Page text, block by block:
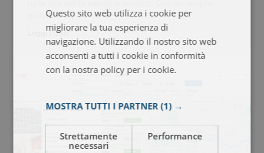
gamma di opzioni
Leggi Tutto
SPANISH
Questo sito web utilizza i cookie per
migliorare la tua esperienza di
navigazione. Utilizzando il nostro sito web
acconsenti a tutti i cookie in conformità
con la nostra policy per i cookie.
MOSTRA TUTTI I PARTNER (1) →
Strettamente
necessari
Performance